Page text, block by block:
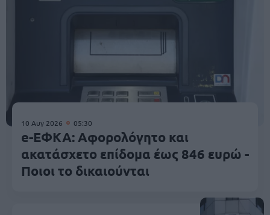
10 Αυγ 2026 05:30
e-ΕΦΚΑ: Αφορολόγητο και
ακατάσχετο επίδομα έως 846 ευρώ -
Ποιοι το δικαιούνται